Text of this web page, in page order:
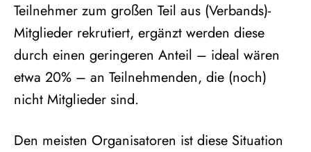
Teilnehmer zum großen Teil aus (Verbands)-
Mitglieder rekrutiert, ergänzt werden diese
durch einen geringeren Anteil – ideal wären
etwa 20% – an Teilnehmenden, die (noch)
nicht Mitglieder sind.
Den meisten Organisatoren ist diese Situation